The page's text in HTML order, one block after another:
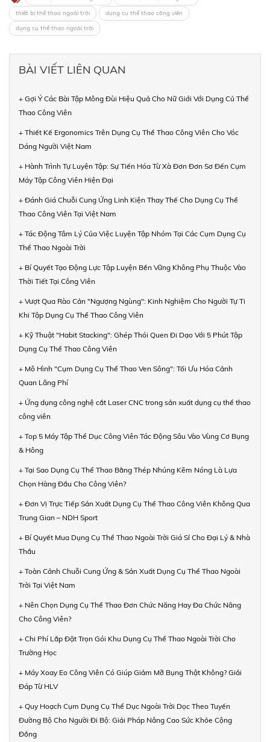
thiết bị thể thao ngoài trời
dụng cụ thể thao công viên
dụng cụ thể thao ngoài trời
BÀI VIẾT LIÊN QUAN
+ Gợi Ý Các Bài Tập Mông Đùi Hiệu Quả Cho Nữ Giới Với Dụng Củ Thể
Thao Công Viên
+ Thiết Kế Ergonomics Trên Dụng Cụ Thể Thao Công Viên Cho Vóc
Dáng Người Việt Nam
+ Hành Trình Tự Luyện Tập: Sự Tiến Hóa Từ Xà Đơn Đơn Sơ Đến Cụm
Máy Tập Công Viên Hiện Đại
+ Đánh Giá Chuỗi Cung Ứng Linh Kiện Thay Thế Cho Dụng Cụ Thể
Thao Công Viên Tại Việt Nam
+ Tác Động Tâm Lý Của Việc Luyện Tập Nhóm Tại Các Cụm Dụng Cụ
Thể Thao Ngoài Trời
+ Bí Quyết Tạo Động Lực Tập Luyện Bền Vững Không Phụ Thuộc Vào
Thời Tiết Tại Công Viên
+ Vượt Qua Rào Cản "Ngượng Ngùng": Kinh Nghiệm Cho Người Tự Ti
Khi Tập Dụng Cụ Thể Thao Công Viên
+ Kỹ Thuật "Habit Stacking": Ghép Thói Quen Đi Dạo Với 5 Phút Tập
Dụng Cụ Thể Thao Công Viên
+ Mô Hình "Cụm Dụng Cụ Thể Thao Ven Sông": Tối Ưu Hóa Cảnh
Quan Lãng Phí
+ Ứng dụng công nghệ cắt Laser CNC trong sản xuất dụng cụ thể thao
công viên
+ Top 5 Máy Tập Thể Dục Công Viên Tác Động Sâu Vào Vùng Cơ Bụng
& Hông
+ Tại Sao Dụng Cụ Thể Thao Bằng Thép Nhúng Kẽm Nóng Là Lựa
Chọn Hàng Đầu Cho Công Viên?
+ Đơn Vị Trực Tiếp Sản Xuất Dụng Cụ Thể Thao Công Viên Không Qua
Trung Gian – NDH Sport
+ Bí Quyết Mua Dụng Cụ Thể Thao Ngoài Trời Giá Sỉ Cho Đại Lý & Nhà
Thầu
+ Toàn Cảnh Chuỗi Cung Ứng & Sản Xuất Dụng Cụ Thể Thao Ngoài
Trời Tại Việt Nam
+ Nên Chọn Dụng Cụ Thể Thao Đơn Chức Năng Hay Đa Chức Năng
Cho Công Viên?
+ Chi Phí Lắp Đặt Trọn Gói Khu Dụng Cụ Thể Thao Ngoài Trời Cho
Trường Học
+ Máy Xoay Eo Công Viên Có Giúp Giảm Mỡ Bụng Thật Không? Giải
Đáp Từ HLV
+ Quy Hoạch Cụm Dụng Cụ Thể Dục Ngoài Trời Dọc Theo Tuyến
Đường Bộ Cho Người Đi Bộ: Giải Pháp Nâng Cao Sức Khỏe Cộng
Đồng